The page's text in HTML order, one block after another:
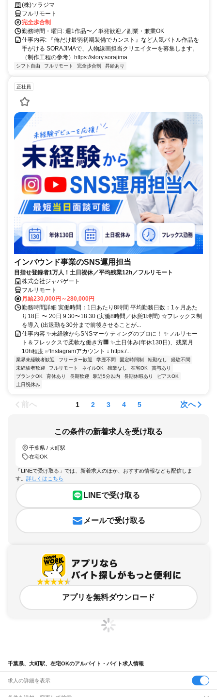
(株)ソラジマ
フルリモート
完全歩合制
勤務時間・曜日: 週1作品〜／単発歓迎／副業・兼業OK
仕事内容: 『俺だけ最弱初期装備でカンスト』など人気バトル作品を
手がける SORAJIMAで、人物線画担当クリエイターを募集します。
（制作工程の参考）https://story.sorajima...
シフト自由 フルリモート 完全歩合制 昇給あり
正社員
インバウンド事業のSNS運用担当
目指せ登録者1万人！土日祝休／平均残業12h／フルリモート
株式会社ジャパゲート
フルリモート
月給230,000円～280,000円
勤務時間詳細 実働時間：1日あたり8時間 平均勤務日数：1ヶ月あた
り18日 〜 20日 9:30〜18:30 (実働8時間／休憩1時間) ☆フレックス制
を導入 (出退勤を30分まで前後させることが...
仕事内容 ✨未経験からSNSマーケティングのプロに！ ✨フルリモー
ト＆フレックスで柔軟な働き方🏢 ✨土日休み(年休130日)、残業月
10h程度 ✅Instagramアカウント ↓ https:/...
業界未経験者歓迎 フリーター歓迎 学歴不問 固定時間制 転勤なし
経験不問
未経験者歓迎
フルリモート ネイルOK 残業なし 在宅OK
賞与あり
ブランクOK
育休あり 長期歓迎 駅近5分以内 長期休暇あり
ピアスOK
土日祝休み
前へ 1 2 3 4 5 次へ
この条件の新着求人を受け取る
千葉県 / 大町駅
在宅OK
「LINEで受け取る」では、新着求人のほか、おすすめ情報なども配信しま
す。 詳しくはこちら
LINEで受け取る
メールで受け取る
アプリを無料ダウンロード
千葉県、大町駅、在宅OKのアルバイト・バイト求人情報
求人の詳細を表示